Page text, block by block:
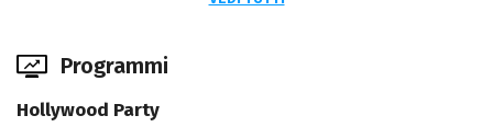
Programmi
Hollywood Party